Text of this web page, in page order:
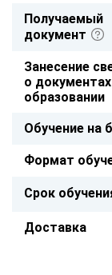
Получаемый
документ
Занесение
о
образовании
Обучение на
Формат
Срок
Доставка